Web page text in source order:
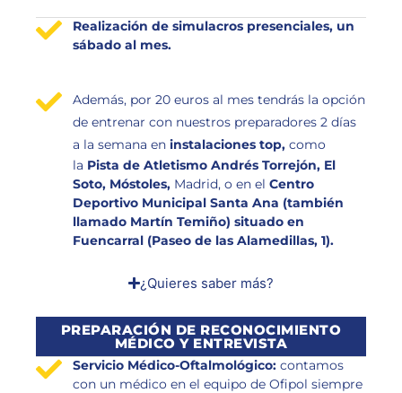
Realización de simulacros presenciales, un
sábado al mes.
Además, por 20 euros al mes tendrás la opción
de entrenar con nuestros preparadores 2 días
a la semanaeninstalaciones top, como
la Pista de Atletismo Andrés Torrejón, El
Soto, Móstoles, Madrid, o en elCentro
Deportivo Municipal Santa Ana (también
llamado Martín Temiño) situado en
Fuencarral (Paseo de las Alamedillas, 1).
¿Quieres saber más?
PREPARACIÓN DE RECONOCIMIENTO
MÉDICO Y ENTREVISTA
Servicio Médico-Oftalmológico: contamos
con un médico en el equipo de Ofipol siempre